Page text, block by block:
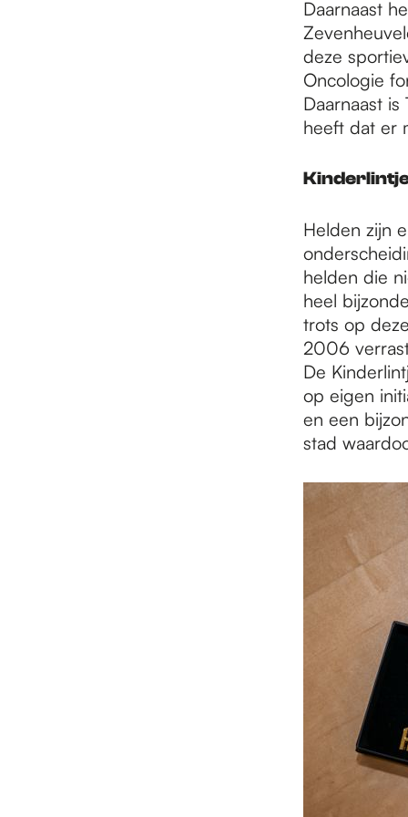
Daarnaast
deze
Oncologie
Daarnaast
heeft dat er
Helden zijn
helden die
heel
trots op
2006
De
op eigen
en een
stad